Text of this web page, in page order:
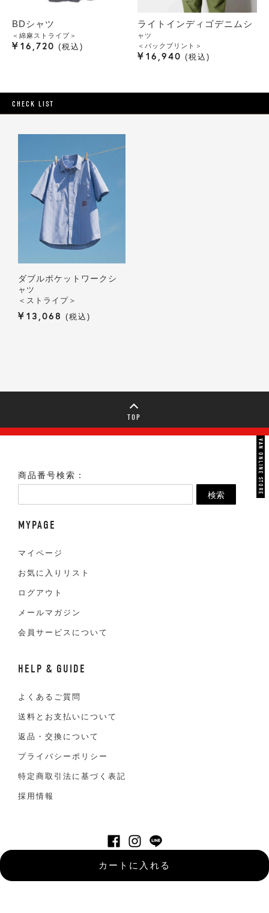
カートに入れる
BDシャツ
＜綿麻ストライプ＞
¥ 16,720 税込
ライトインディゴデニムシ
ャツ
＜バックプリント＞
¥ 16,940 税込
CHECK LIST
ダブルポケットワークシ
ャツ
＜ストライプ＞
¥ 13,068 税込
TOP
商品番号検索：
検索
MYPAGE
マイページ
お気に入りリスト
ログアウト
メールマガジン
会員サービスについて
HELP & GUIDE
よくあるご質問
送料とお支払いについて
返品・交換について
プライバシーポリシー
特定商取引法に基づく表記
採用情報
©VAN JACKET INC. All Right reserved
VAN ONLINE STORE